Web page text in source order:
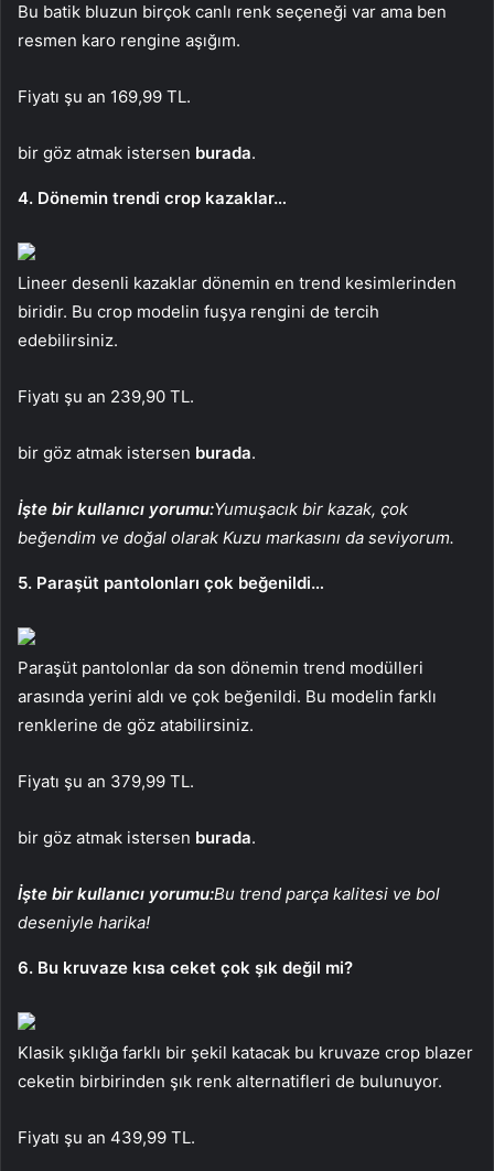
Bu batik bluzun birçok canlı renk seçeneği var ama ben
resmen karo rengine aşığım.
Fiyatı şu an 169,99 TL.
bir göz atmak istersen burada.
4. Dönemin trendi crop kazaklar…
Lineer desenli kazaklar dönemin en trend kesimlerinden
biridir. Bu crop modelin fuşya rengini de tercih
edebilirsiniz.
Fiyatı şu an 239,90 TL.
bir göz atmak istersen burada.
İşte bir kullanıcı yorumu:Yumuşacık bir kazak, çok
beğendim ve doğal olarak Kuzu markasını da seviyorum.
5. Paraşüt pantolonları çok beğenildi…
Paraşüt pantolonlar da son dönemin trend modülleri
arasında yerini aldı ve çok beğenildi. Bu modelin farklı
renklerine de göz atabilirsiniz.
Fiyatı şu an 379,99 TL.
bir göz atmak istersen burada.
İşte bir kullanıcı yorumu:Bu trend parça kalitesi ve bol
deseniyle harika!
6. Bu kruvaze kısa ceket çok şık değil mi?
Klasik şıklığa farklı bir şekil katacak bu kruvaze crop blazer
ceketin birbirinden şık renk alternatifleri de bulunuyor.
Fiyatı şu an 439,99 TL.